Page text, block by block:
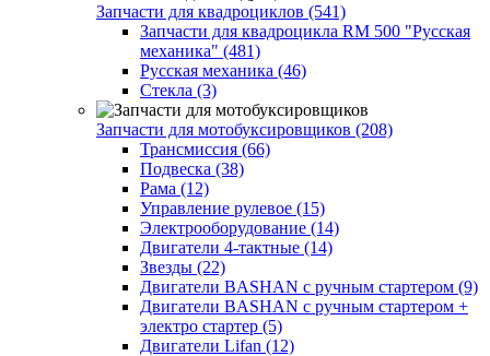
Запчасти для квадроциклов (541)
Запчасти для квадроцикла RM 500 "Русская
механика" (481)
Русская механика (46)
Стекла (3)
Запчасти для мотобуксировщиков (208)
Трансмиссия (66)
Подвеска (38)
Рама (12)
Управление рулевое (15)
Электрооборудование (14)
Двигатели 4-тактные (14)
Звезды (22)
Двигатели BASHAN с ручным стартером (9)
Двигатели BASHAN с ручным стартером +
электро стартер (5)
Двигатели Lifan (12)